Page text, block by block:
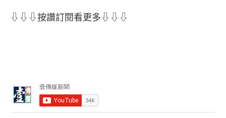
⇩⇩⇩按讚訂閱看更多⇩⇩⇩